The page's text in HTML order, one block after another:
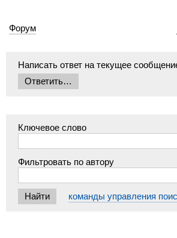
Форум
Написать ответ на текущее
Ключевое слово
Фильтровать по автору
команды управления